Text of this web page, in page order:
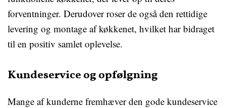
forventninger. Derudover roser de også den rettidige
levering og montage af køkkenet, hvilket har bidraget
til en positiv samlet oplevelse.
Kundeservice og opfølgning
Mange af kunderne fremhæver den gode kundeservice